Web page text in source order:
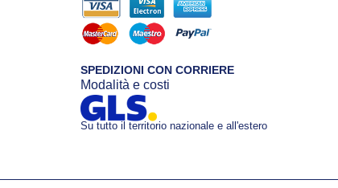
SPEDIZIONI CON CORRIERE
Modalità e costi
Su tutto il territorio nazionale e all'estero